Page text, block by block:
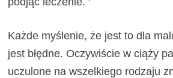
Każde myślenie, że jest to dla
jest błędne. Oczywiście w ciąży
uczulone na wszelkiego rodzaju